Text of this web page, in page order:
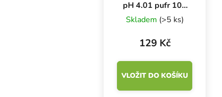
pH 4.01 pufr 100
ml, kalibrační
roztok
Skladem (>5 ks)
129 Kč
VLOŽIT DO KOŠÍKU